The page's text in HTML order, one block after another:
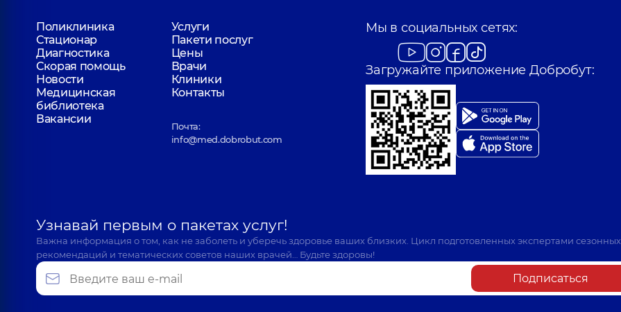
Поликлиника
Услуги
Стационар
Пакети послуг
Диагностика
Цены
Скорая помощь
Врачи
Новости
Клиники
Медицинская
библиотека
Контакты
Вакансии
Почта:
info@med.dobrobut.com
Мы в социальных сетях:
Загружайте приложение Добробут:
Узнавай первым о пакетах услуг!
Важна информация о том, как не заболеть и уберечь здоровье ваших близких. Цикл подготовленных экспертами сезонных
рекомендаций и тематических советов наших врачей… Будьте здоровы!
Подписаться